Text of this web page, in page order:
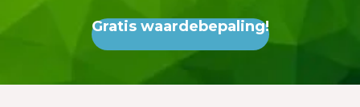
Gratis waardebepaling!